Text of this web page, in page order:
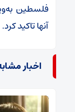
فلسطین
آنها تاکید کرد.
اخبار